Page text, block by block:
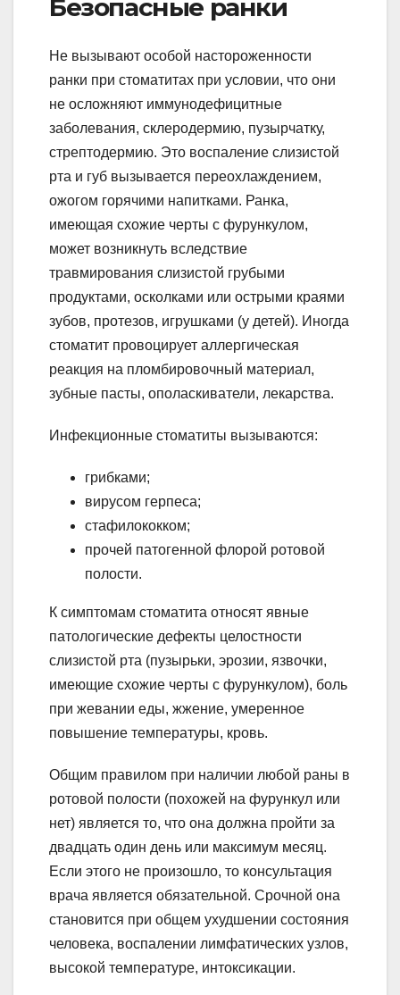
Безопасные ранки
Не вызывают особой настороженности
ранки при стоматитах при условии, что они
не осложняют иммунодефицитные
заболевания, склеродермию, пузырчатку,
стрептодермию. Это воспаление слизистой
рта и губ вызывается переохлаждением,
ожогом горячими напитками. Ранка,
имеющая схожие черты с фурункулом,
может возникнуть вследствие
травмирования слизистой грубыми
продуктами, осколками или острыми краями
зубов, протезов, игрушками (у детей). Иногда
стоматит провоцирует аллергическая
реакция на пломбировочный материал,
зубные пасты, ополаскиватели, лекарства.
Инфекционные стоматиты вызываются:
грибками;
вирусом герпеса;
стафилококком;
прочей патогенной флорой ротовой
полости.
К симптомам стоматита относят явные
патологические дефекты целостности
слизистой рта (пузырьки, эрозии, язвочки,
имеющие схожие черты с фурункулом), боль
при жевании еды, жжение, умеренное
повышение температуры, кровь.
Общим правилом при наличии любой раны в
ротовой полости (похожей на фурункул или
нет) является то, что она должна пройти за
двадцать один день или максимум месяц.
Если этого не произошло, то консультация
врача является обязательной. Срочной она
становится при общем ухудшении состояния
человека, воспалении лимфатических узлов,
высокой температуре, интоксикации.